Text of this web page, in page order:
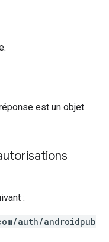
est un objet
:
auth/androidpub